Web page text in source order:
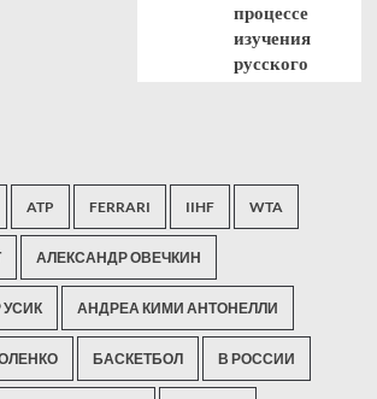
процессе
изучения
русского
ATP FERRARI IIHF WTA
АЛЕКСАНДР ОВЕЧКИН
АНДРЕА КИМИ АНТОНЕЛЛИ
БАСКЕТБОЛ В РОССИИ